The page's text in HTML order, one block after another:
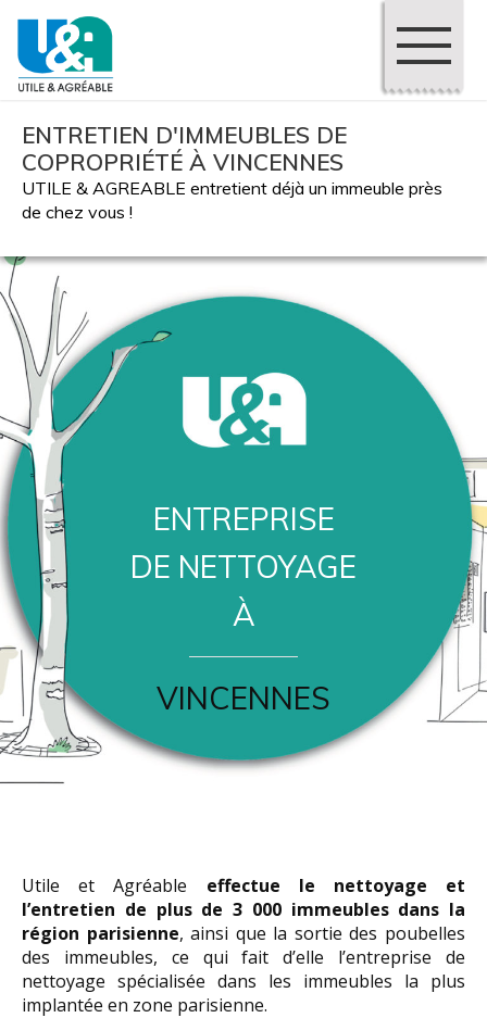
ENTRETIEN D'IMMEUBLES DE
COPROPRIÉTÉ À VINCENNES
UTILE & AGREABLE entretient déjà un immeuble près
de chez vous !
ENTREPRISE
DE NETTOYAGE
À
VINCENNES
Utile et Agréable effectue le nettoyage et
l’entretien de plus de 3 000 immeubles dans la
région parisienne, ainsi que la sortie des poubelles
des immeubles, ce qui fait d’elle l’entreprise de
nettoyage spécialisée dans les immeubles la plus
implantée en zone parisienne.